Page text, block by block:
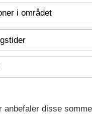
i området
disse